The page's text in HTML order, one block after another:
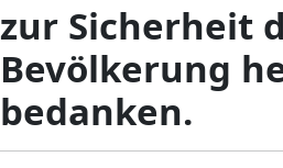
zur Sicherheit
Bevölkerung
bedanken.